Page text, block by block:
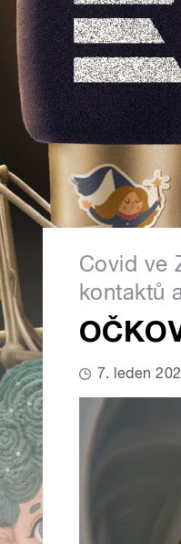
Covid ve
kontaktů
7. leden